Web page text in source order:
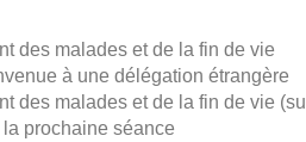
des malades et de la fin de vie
à une délégation étrangère
des malades et de la fin de vie
prochaine séance